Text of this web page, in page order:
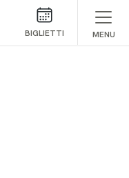
BIGLIETTI MENU